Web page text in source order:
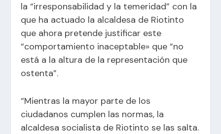
la “irresponsabilidad y la temeridad” con la
que ha actuado la alcaldesa de Riotinto
que ahora pretende justificar este
“comportamiento inaceptable» que “no
está a la altura de la representación que
ostenta”.
“Mientras la mayor parte de los
ciudadanos cumplen las normas, la
alcaldesa socialista de Riotinto se las salta.